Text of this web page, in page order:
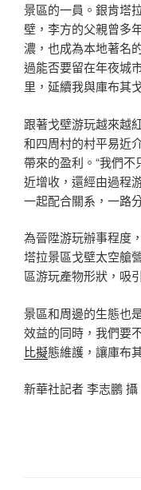
景區的一員。銀肯塔
壁，李方的父親曾多
濃，也成為本地著名
過能否要留在年夜城
里，延續我與庫布其
跟著戈壁游玩越來越
和四周村的村平易近
帶來的盈利。“我們
近增收，還經由過程
一起配合關系，一路
為晉陞游玩辦事程度
塔拉景區戈壁太空艙
區游玩產物形狀，吸
景區和周邊的生態也
效益的同時，我們要
比擬態維護，讓庫布
新華社記者 李志鵬 攝